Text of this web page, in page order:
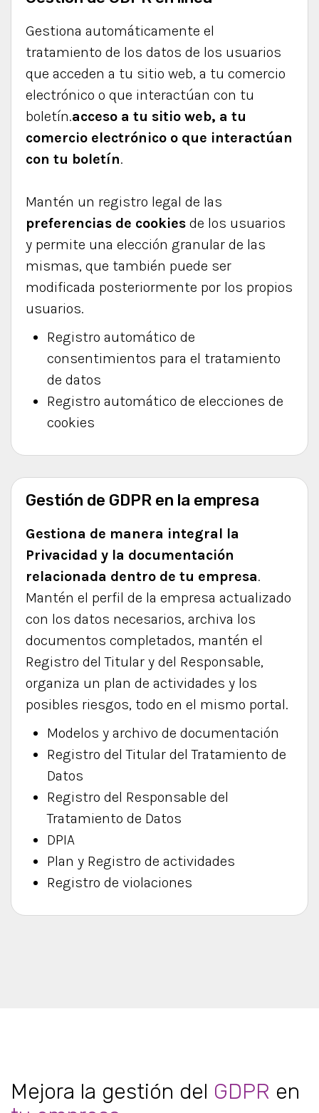
Gestiona automáticamente el
tratamiento de los datos de los usuarios
que acceden a tu sitio web, a tu comercio
electrónico o que interactúan con tu
boletín.acceso a tu sitio web, a tu
comercio electrónico o que interactúan
con tu boletín.
Mantén un registro legal de las
preferencias de cookies de los usuarios
y permite una elección granular de las
mismas, que también puede ser
modificada posteriormente por los propios
usuarios.
Registro automático de
consentimientos para el tratamiento
de datos
Registro automático de elecciones de
cookies
Gestión de GDPR en la empresa
Gestiona de manera integral la
Privacidad y la documentación
relacionada dentro de tu empresa.
Mantén el perfil de la empresa actualizado
con los datos necesarios, archiva los
documentos completados, mantén el
Registro del Titular y del Responsable,
organiza un plan de actividades y los
posibles riesgos, todo en el mismo portal.
Modelos y archivo de documentación
Registro del Titular del Tratamiento de
Datos
Registro del Responsable del
Tratamiento de Datos
DPIA
Plan y Registro de actividades
Registro de violaciones
Mejora la gestión del GDPR en